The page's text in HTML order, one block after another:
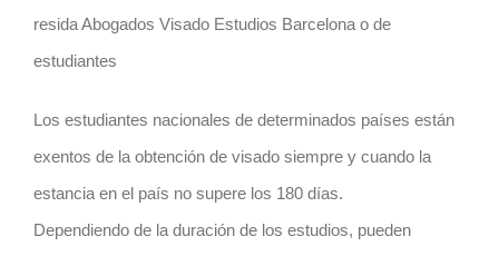
resida Abogados Visado Estudios Barcelona o de
estudiantes
Los estudiantes nacionales de determinados países están
exentos de la obtención de visado siempre y cuando la
estancia en el país no supere los 180 días.
Dependiendo de la duración de los estudios, pueden